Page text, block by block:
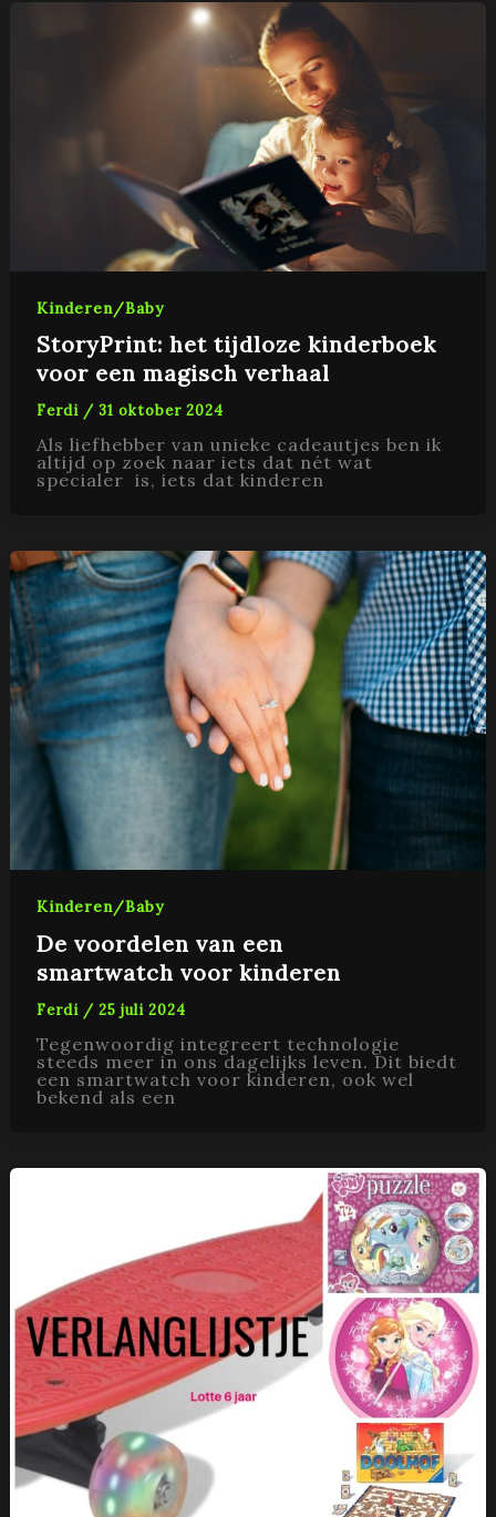
Kinderen/Baby
StoryPrint: het tijdloze kinderboek
voor een magisch verhaal
Ferdi / 31 oktober 2024
Als liefhebber van unieke cadeautjes ben ik
altijd op zoek naar iets dat nét wat
specialer is, iets dat kinderen
Kinderen/Baby
De voordelen van een
smartwatch voor kinderen
Ferdi / 25 juli 2024
Tegenwoordig integreert technologie
steeds meer in ons dagelijks leven. Dit biedt
een smartwatch voor kinderen, ook wel
bekend als een